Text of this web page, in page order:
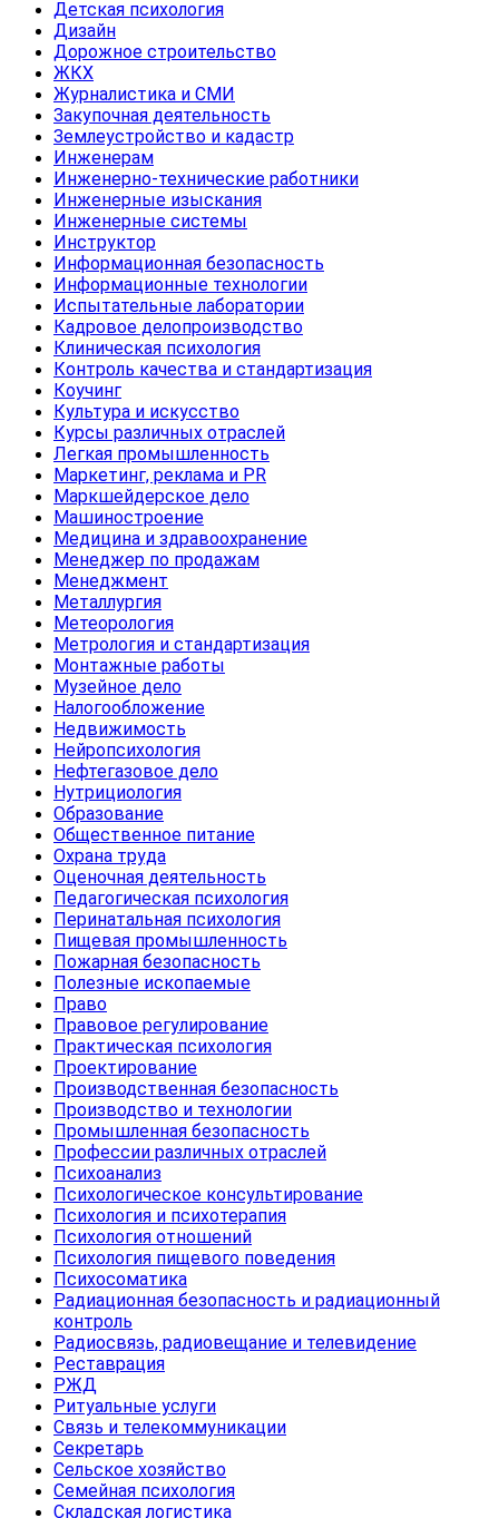
Детская психология
Дизайн
Дорожное строительство
ЖКХ
Журналистика и СМИ
Закупочная деятельность
Землеустройство и кадастр
Инженерам
Инженерно-технические работники
Инженерные изыскания
Инженерные системы
Инструктор
Информационная безопасность
Информационные технологии
Испытательные лаборатории
Кадровое делопроизводство
Клиническая психология
Контроль качества и стандартизация
Коучинг
Культура и искусство
Курсы различных отраслей
Легкая промышленность
Маркетинг, реклама и PR
Маркшейдерское дело
Машиностроение
Медицина и здравоохранение
Менеджер по продажам
Менеджмент
Металлургия
Метеорология
Метрология и стандартизация
Монтажные работы
Музейное дело
Налогообложение
Недвижимость
Нейропсихология
Нефтегазовое дело
Нутрициология
Образование
Общественное питание
Охрана труда
Оценочная деятельность
Педагогическая психология
Перинатальная психология
Пищевая промышленность
Пожарная безопасность
Полезные ископаемые
Право
Правовое регулирование
Практическая психология
Проектирование
Производственная безопасность
Производство и технологии
Промышленная безопасность
Профессии различных отраслей
Психоанализ
Психологическое консультирование
Психология и психотерапия
Психология отношений
Психология пищевого поведения
Психосоматика
Радиационная безопасность и радиационный
контроль
Радиосвязь, радиовещание и телевидение
Реставрация
РЖД
Ритуальные услуги
Связь и телекоммуникации
Секретарь
Сельское хозяйство
Семейная психология
Складская логистика